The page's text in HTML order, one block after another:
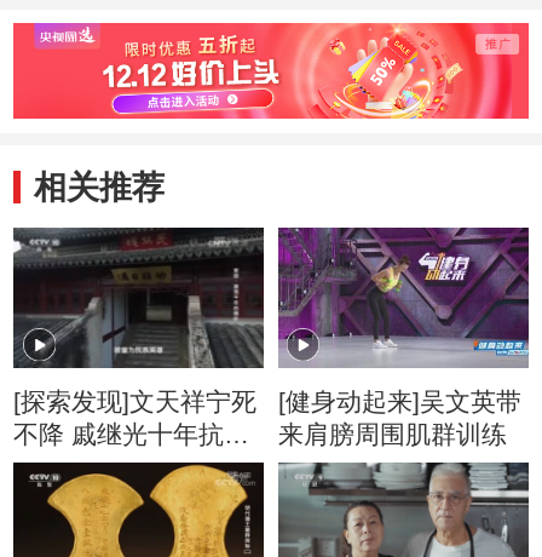
相关推荐
[探索发现]文天祥宁死
不降 戚继光十年抗倭
林则徐虎门销烟
[健身动起来]吴文英带
来肩膀周围肌群训练